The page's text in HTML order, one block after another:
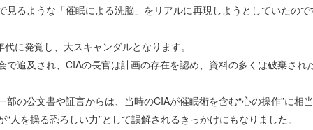
見るような「催眠による洗脳」をリアルに再現しようとしていたので
に発覚し、大スキャンダルとなります。
で追及され、CIAの長官は計画の存在を認め、資料の多くは破棄され
部の公文書や証言からは、当時のCIAが催眠術を含む“心の操作”に相
“人を操る恐ろしい力”として誤解されるきっかけにもなりました。